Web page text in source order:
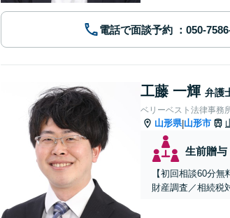
電話で面談予約
工藤 一輝 弁護
ベリーベスト法律事務
山形県|山形市
生前贈与
【初回相談60分
財産調査／相続税